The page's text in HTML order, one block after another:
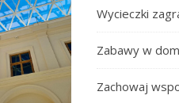
Wycieczki
Zabawy w
Zachowaj